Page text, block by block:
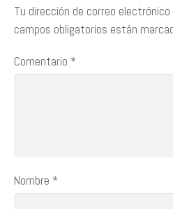
Tu dirección de correo electrónico
campos obligatorios están
Comentario *
Nombre *